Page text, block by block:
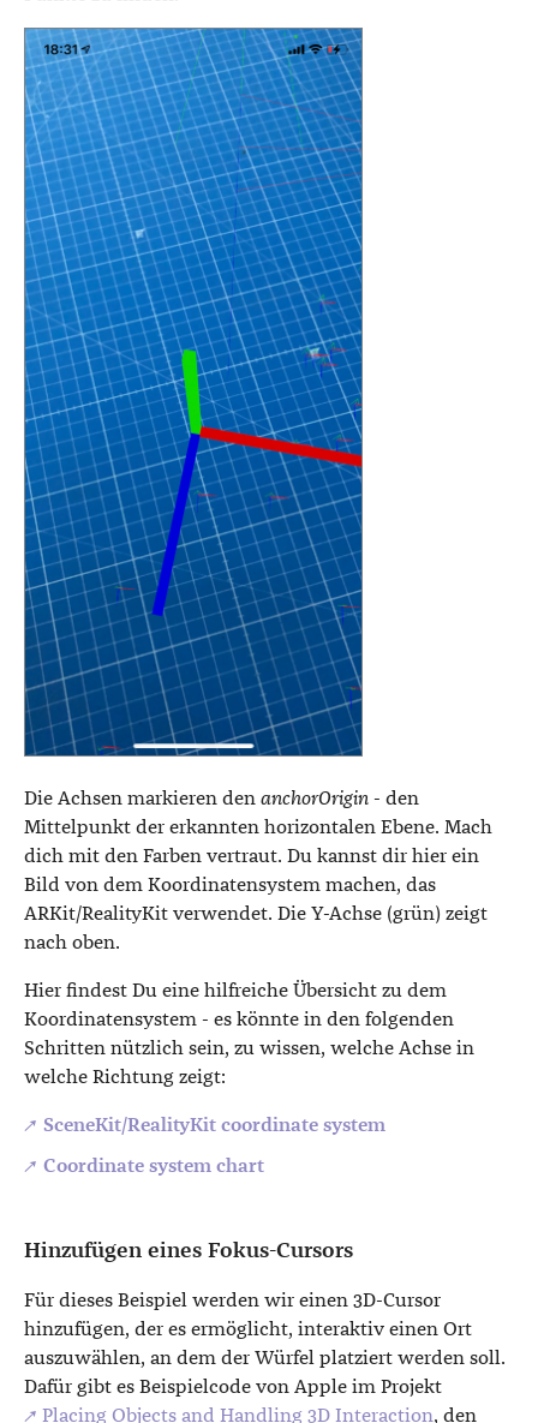
Die Achsen markieren den anchorOrigin - den
Mittelpunkt der erkannten horizontalen Ebene. Mach
dich mit den Farben vertraut. Du kannst dir hier ein
Bild von dem Koordinatensystem machen, das
ARKit/RealityKit verwendet. Die Y-Achse (grün) zeigt
nach oben.
Hier findest Du eine hilfreiche Übersicht zu dem
Koordinatensystem - es könnte in den folgenden
Schritten nützlich sein, zu wissen, welche Achse in
welche Richtung zeigt:
SceneKit/RealityKit coordinate system
Coordinate system chart
Hinzufügen eines Fokus-Cursors
Für dieses Beispiel werden wir einen 3D-Cursor
hinzufügen, der es ermöglicht, interaktiv einen Ort
auszuwählen, an dem der Würfel platziert werden soll.
Dafür gibt es Beispielcode von Apple im Projekt
↗ Placing Objects and Handling 3D Interaction, den